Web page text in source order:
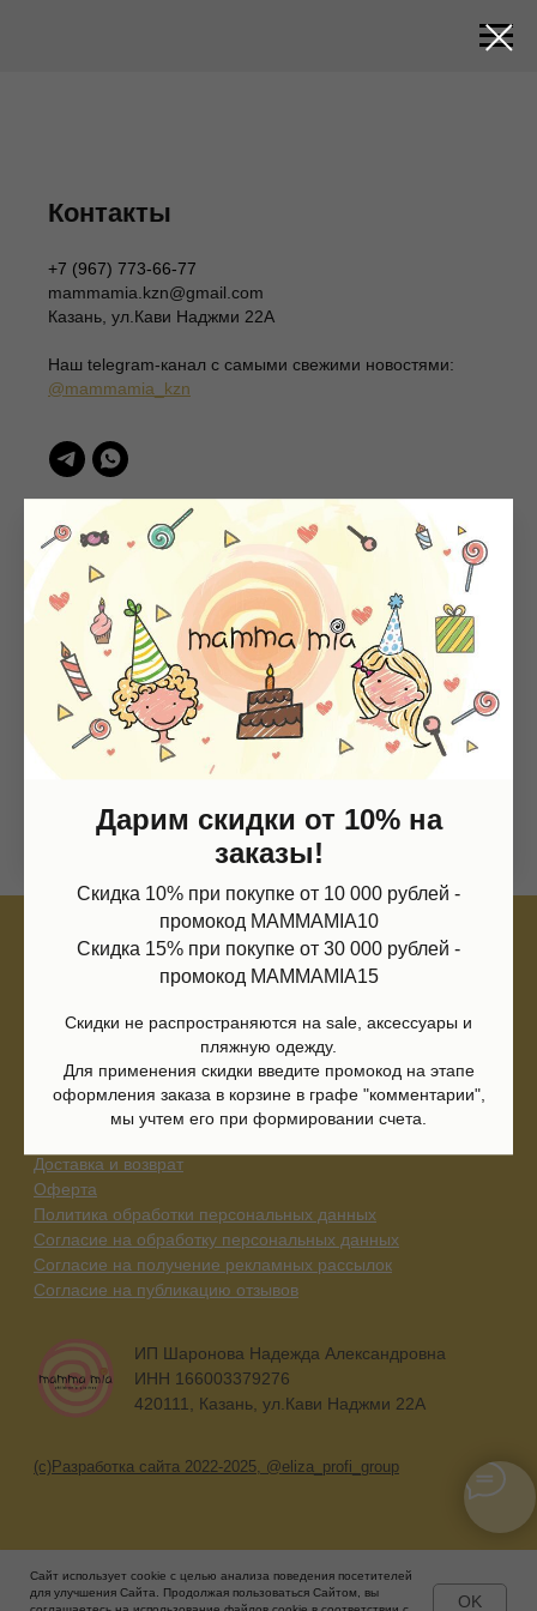
Дарим скидки от 10% на
заказы!
Скидка 10% при покупке от 10 000 рублей -
промокод MAMMAMIA10
Скидка 15% при покупке от 30 000 рублей -
промокод MAMMAMIA15
Скидки не распространяются на sale, аксессуары и
пляжную одежду.
Для применения скидки введите промокод на этапе
оформления заказа в корзине в графе "комментарии",
мы учтем его при формировании счета.
Сайт использует cookie с целью анализа поведения посетителей
для улучшения Сайта. Продолжая пользоваться Сайтом, вы
OK
Контакты
+7 (967) 773-66-77
mammamia.kzn@gmail.com
Казань, ул.Кави Наджми 22А
Наш telegram-канал c самыми свежими новостями:
@mammamia_kzn
Магазин
Мальчики
Подарочная карта
Информация
О нас
Контакты
Sale
Размерная сетка
Доставка и возврат
Политика обработки персональных данных
Согласие на обработку персональных данных
Согласие на получение рекламных рассылок
Согласие на публикацию отзывов
ИП Шаронова Надежда Александровна
ИНН 166003379276
(c)Разработка сайта 2022-2025, @eliza_profi_group